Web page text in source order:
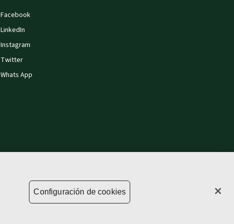
Facebook
LinkedIn
Instagram
Twitter
Whats App
Política de privacidad Información de copyright
Configuración de cookies